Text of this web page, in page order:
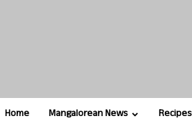
Home Mangalorean News Recipes